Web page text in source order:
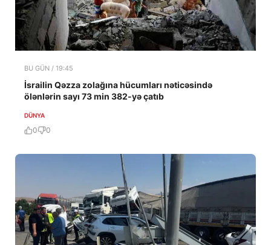
BU GÜN / 19:45
İsrailin Qəzza zolağına hücumları nəticəsində
ölənlərin sayı 73 min 382-yə çatıb
DÜNYA
0 0